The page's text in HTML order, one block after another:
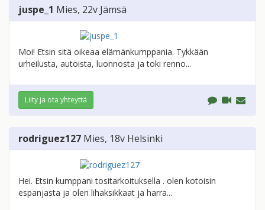
juspe_1 Mies, 22v Jämsä
Moi! Etsin sitä oikeaa elämänkumppania. Tykkään
urheilusta, autoista, luonnosta ja toki renno...
Liity ja ota yhteyttä
rodriguez127 Mies, 18v Helsinki
Hei. Etsin kumppani tositarkoituksella . olen kotoisin
espanjasta ja olen lihaksikkaat ja harra...